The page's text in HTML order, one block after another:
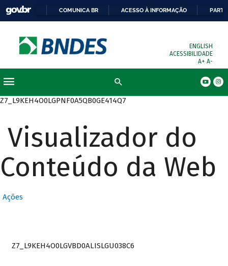
COMUNICA BR ACESSO À INFORMAÇÃO
ENGLISH
ACESSIBILIDADE
A+ A-
Z7_L9KEH4O0LGPNF0A5QB0GE414Q7
Visualizador do
Conteúdo da Web
Ações
Z7_L9KEH4O0LGVBD0ALISLGU038C6